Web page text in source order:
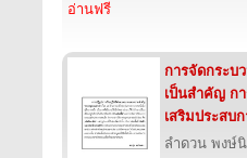
อ่านฟรี
การจัดกระบ
เป็นสำคัญ ก
เสริมประส
ลำดวน พงษ์